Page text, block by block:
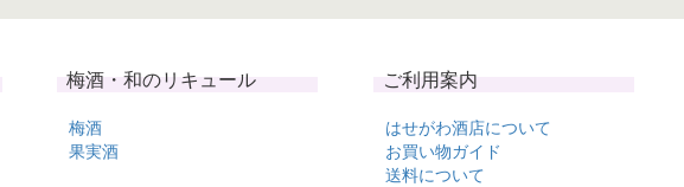
梅酒・和のリキュール
梅酒
果実酒
ご利用案内
はせがわ酒店について
お買い物ガイド
送料について